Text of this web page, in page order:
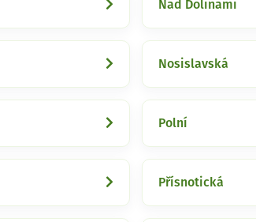
Nad Dolinami
Nosislavská
Polní
Přísnotická